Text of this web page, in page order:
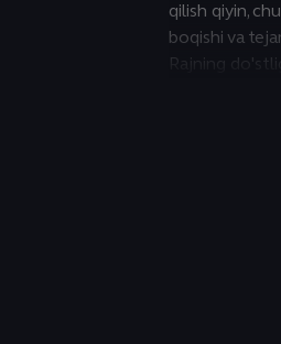
qilish qiyin,
boqishi va
Rajning